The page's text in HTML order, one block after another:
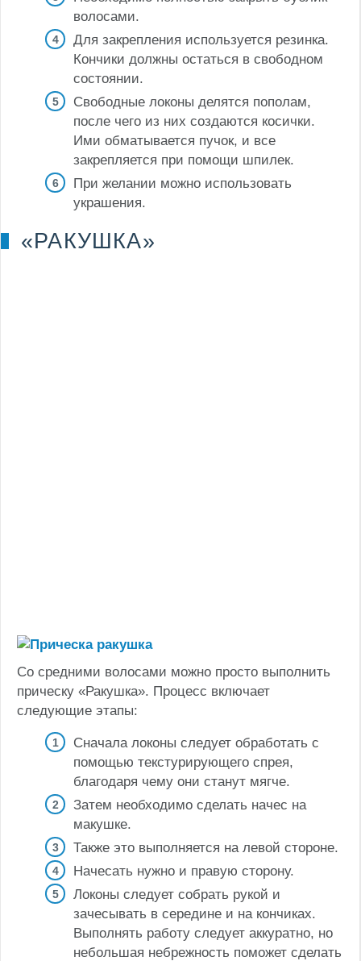
волосами.
Для закрепления используется резинка.
Кончики должны остаться в свободном
состоянии.
Свободные локоны делятся пополам,
после чего из них создаются косички.
Ими обматывается пучок, и все
закрепляется при помощи шпилек.
При желании можно использовать
украшения.
«РАКУШКА»
Со средними волосами можно просто выполнить
прическу «Ракушка». Процесс включает
следующие этапы:
Сначала локоны следует обработать с
помощью текстурирующего спрея,
благодаря чему они станут мягче.
Затем необходимо сделать начес на
макушке.
Также это выполняется на левой стороне.
Начесать нужно и правую сторону.
Локоны следует собрать рукой и
зачесывать в середине и на кончиках.
Выполнять работу следует аккуратно, но
небольшая небрежность поможет сделать